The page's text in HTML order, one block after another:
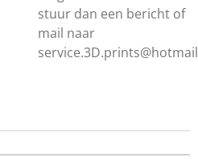
stuur dan een bericht of
mail naar